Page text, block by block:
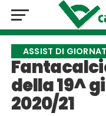
ASSIST DI
della 19^
2020/21